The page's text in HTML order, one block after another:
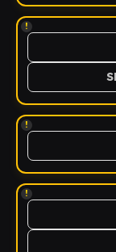
!
!
!